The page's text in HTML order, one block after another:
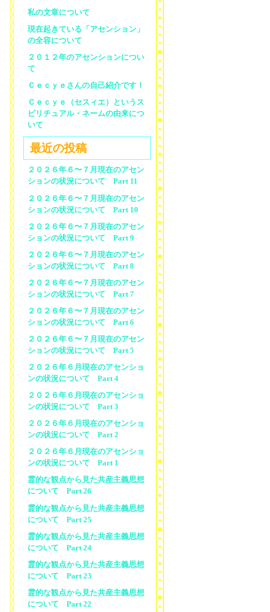
私の文章について
現在起きている「アセンション」
の全容について
２０１２年のアセンションについ
て
Ｃｅｃｙｅさんの自己紹介です！
Ｃｅｃｙｅ（セスィエ）というス
ピリチュアル・ネームの由来につ
いて
最近の投稿
２０２６年６〜７月現在のアセン
ションの状況について Part 11
２０２６年６〜７月現在のアセン
ションの状況について Part 10
２０２６年６〜７月現在のアセン
ションの状況について Part 9
２０２６年６〜７月現在のアセン
ションの状況について Part 8
２０２６年６〜７月現在のアセン
ションの状況について Part 7
２０２６年６〜７月現在のアセン
ションの状況について Part 6
２０２６年６〜７月現在のアセン
ションの状況について Part 5
２０２６年６月現在のアセンショ
ンの状況について Part 4
２０２６年６月現在のアセンショ
ンの状況について Part 3
２０２６年６月現在のアセンショ
ンの状況について Part 2
２０２６年６月現在のアセンショ
ンの状況について Part 1
霊的な観点から見た共産主義思想
について Part 26
霊的な観点から見た共産主義思想
について Part 25
霊的な観点から見た共産主義思想
について Part 24
霊的な観点から見た共産主義思想
について Part 23
霊的な観点から見た共産主義思想
について Part 22